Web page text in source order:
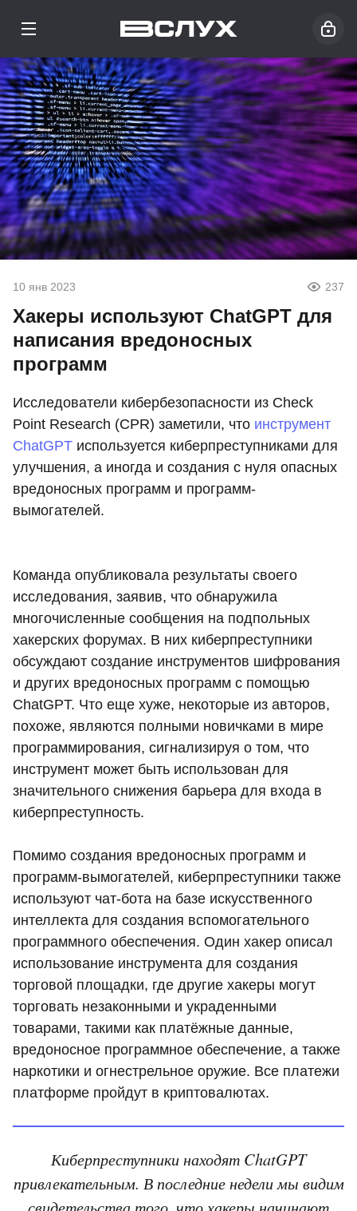
10 янв 2023 237
Хакеры используют ChatGPT для
написания вредоносных
программ
Исследователи кибербезопасности из Check
Point Research (CPR) заметили, что инструмент
ChatGPT используется киберпреступниками для
улучшения, а иногда и создания с нуля опасных
вредоносных программ и программ-
вымогателей.
Команда опубликовала результаты своего
исследования, заявив, что обнаружила
многочисленные сообщения на подпольных
хакерских форумах. В них киберпреступники
обсуждают создание инструментов шифрования
и других вредоносных программ с помощью
ChatGPT. Что еще хуже, некоторые из авторов,
похоже, являются полными новичками в мире
программирования, сигнализируя о том, что
инструмент может быть использован для
значительного снижения барьера для входа в
киберпреступность.
Помимо создания вредоносных программ и
программ-вымогателей, киберпреступники также
используют чат-бота на базе искусственного
интеллекта для создания вспомогательного
программного обеспечения. Один хакер описал
использование инструмента для создания
торговой площадки, где другие хакеры могут
торговать незаконными и украденными
товарами, такими как платёжные данные,
вредоносное программное обеспечение, а также
наркотики и огнестрельное оружие. Все платежи
платформе пройдут в криптовалютах.
Киберпреступники находят ChatGPT
привлекательным. В последние недели мы видим